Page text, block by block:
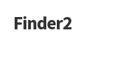
Skip
to
Skip
to
Finder2